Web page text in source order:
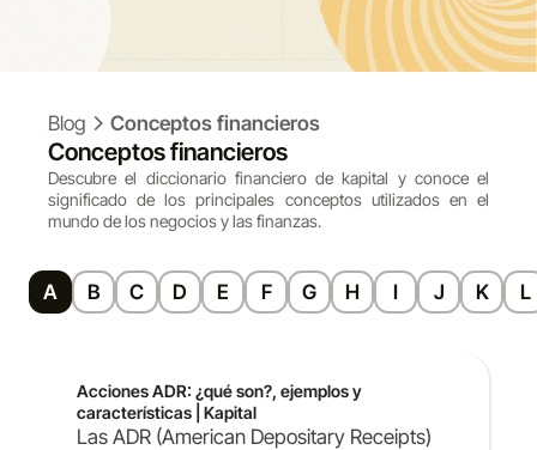
Blog Conceptos financieros
Conceptos financieros
Descubre el diccionario financiero de kapital y conoce el
significado de los principales conceptos utilizados en el
mundo de los negocios y las finanzas.
A B C D E F G H I J K L
Acciones ADR: ¿qué son?, ejemplos y
características | Kapital
Las ADR (American Depositary Receipts)